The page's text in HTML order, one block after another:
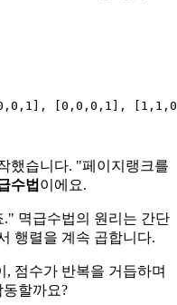
, 0 , 1 ], [ 0 , 0 , 0 , 1 ], [ 1 , 1 , 0
했습니다. "페이지랭크를
수법 이에요.
." 멱급수법의 원리는 간단
행렬을 계속 곱합니다.
점수가 반복을 거듭하며
할까요?